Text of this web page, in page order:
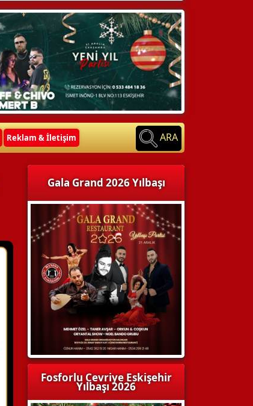
Reklam & İletişim ARA
Gala Grand 2026 Yılbaşı
Fosforlu Cevriye Eskişehir
Yılbaşı 2026